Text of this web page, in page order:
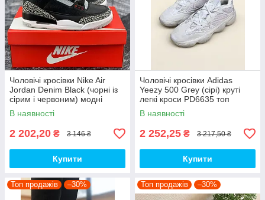
Чоловічі кросівки Nike Air
Jordan Denim Black (чорні із
сірим і червоним) модні
демісезонні кроси PD7043
топ
В наявності
2 202,20 ₴ 3 146 ₴
Купити
Чоловічі кросівки Adidas
Yeezy 500 Grey (сірі) круті
легкі кроси PD6635 топ
В наявності
2 252,25 ₴ 3 217,50 ₴
Купити
Топ продажів –30% Топ продажів –30%